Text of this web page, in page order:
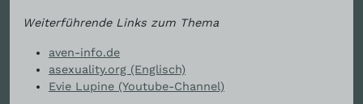
Weiterführende Links zum Thema
aven-info.de
asexuality.org (Englisch)
Evie Lupine (Youtube-Channel)